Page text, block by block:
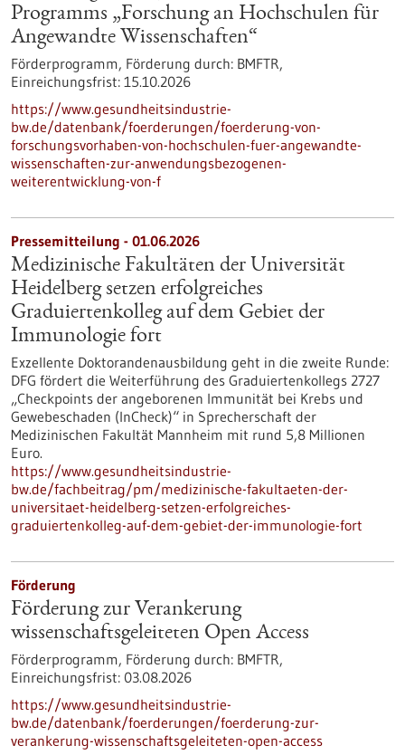
Programms „Forschung an Hochschulen für
Angewandte Wissenschaften“
Förderprogramm, Förderung durch: BMFTR,
Einreichungsfrist: 15.10.2026
https://www.gesundheitsindustrie-
bw.de/datenbank/foerderungen/foerderung-von-
forschungsvorhaben-von-hochschulen-fuer-angewandte-
wissenschaften-zur-anwendungsbezogenen-
weiterentwicklung-von-f
Pressemitteilung - 01.06.2026
Medizinische Fakultäten der Universität
Heidelberg setzen erfolgreiches
Graduiertenkolleg auf dem Gebiet der
Immunologie fort
Exzellente Doktorandenausbildung geht in die zweite Runde:
DFG fördert die Weiterführung des Graduiertenkollegs 2727
„Checkpoints der angeborenen Immunität bei Krebs und
Gewebeschaden (InCheck)“ in Sprecherschaft der
Medizinischen Fakultät Mannheim mit rund 5,8 Millionen
Euro.
https://www.gesundheitsindustrie-
bw.de/fachbeitrag/pm/medizinische-fakultaeten-der-
universitaet-heidelberg-setzen-erfolgreiches-
graduiertenkolleg-auf-dem-gebiet-der-immunologie-fort
Förderung
Förderung zur Verankerung
wissenschaftsgeleiteten Open Access
Förderprogramm, Förderung durch: BMFTR,
Einreichungsfrist: 03.08.2026
https://www.gesundheitsindustrie-
bw.de/datenbank/foerderungen/foerderung-zur-
verankerung-wissenschaftsgeleiteten-open-access